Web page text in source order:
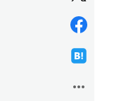
more_horiz